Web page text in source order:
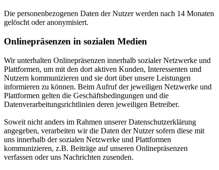
Die personenbezogenen Daten der Nutzer werden nach 14 Monaten
gelöscht oder anonymisiert.
Onlinepräsenzen in sozialen Medien
Wir unterhalten Onlinepräsenzen innerhalb sozialer Netzwerke und
Plattformen, um mit den dort aktiven Kunden, Interessenten und
Nutzern kommunizieren und sie dort über unsere Leistungen
informieren zu können. Beim Aufruf der jeweiligen Netzwerke und
Plattformen gelten die Geschäftsbedingungen und die
Datenverarbeitungsrichtlinien deren jeweiligen Betreiber.
Soweit nicht anders im Rahmen unserer Datenschutzerklärung
angegeben, verarbeiten wir die Daten der Nutzer sofern diese mit
uns innerhalb der sozialen Netzwerke und Plattformen
kommunizieren, z.B. Beiträge auf unseren Onlinepräsenzen
verfassen oder uns Nachrichten zusenden.